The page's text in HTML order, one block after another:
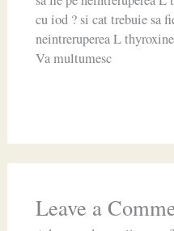
cu iod ? si cat trebuie sa
neintreruperea L
Va multumesc
Leave a